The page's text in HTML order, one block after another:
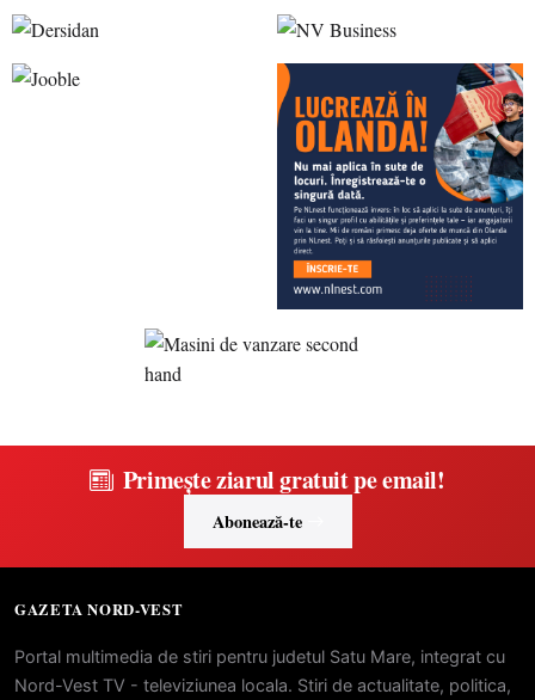
Primește ziarul gratuit pe email!
Abonează-te
GAZETA NORD-VEST
Portal multimedia de stiri pentru judetul Satu Mare, integrat cu
Nord-Vest TV - televiziunea locala. Stiri de actualitate, politica,